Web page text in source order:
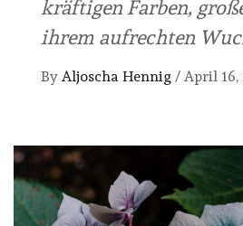
kräftigen Farben,
ihrem aufrechten
By Aljoscha Hennig / April 16,